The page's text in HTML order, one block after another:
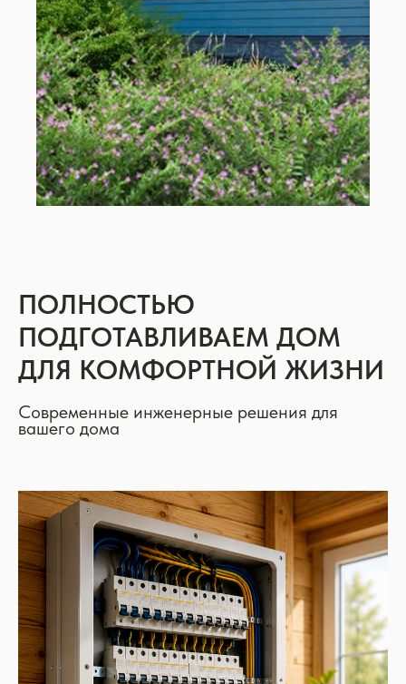
ПОЛНОСТЬЮ
ПОДГОТАВЛИВАЕМ ДОМ
ДЛЯ КОМФОРТНОЙ ЖИЗНИ
Современные инженерные решения для
вашего дома